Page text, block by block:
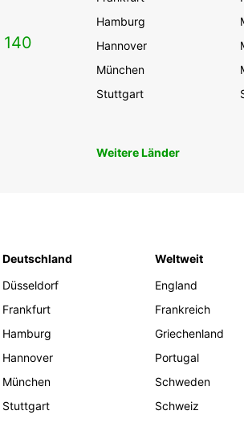
140
Hamburg
Hannover
München
Stuttgart
Weitere Länder
Deutschland
Düsseldorf
Frankfurt
Hamburg
Hannover
München
Stuttgart
Weltweit
England
Frankreich
Griechenland
Portugal
Schweden
Schweiz